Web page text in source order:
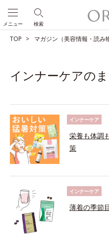
検索
メニュー
TOP マガジン（美容情報・読み
インナーケアの
インナーケア
栄養も体調
策
インナーケア
薄着の季節